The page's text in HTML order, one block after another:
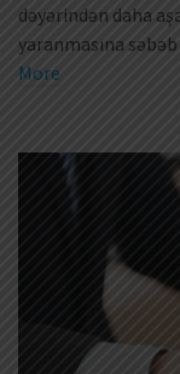
dəyərindən daha
yaranmasına
More